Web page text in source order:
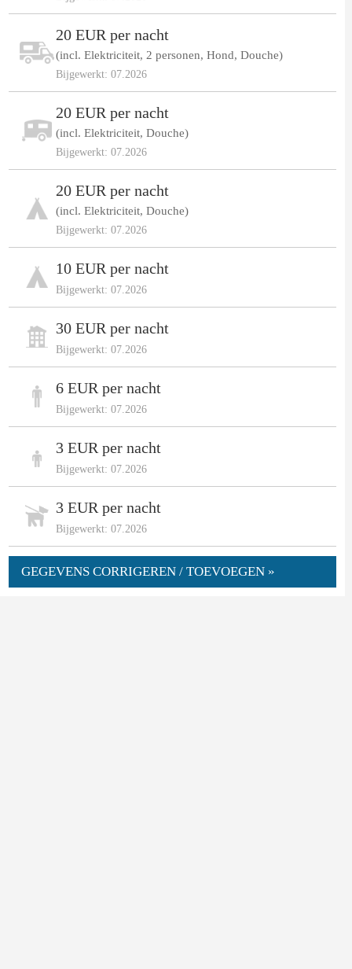
20 EUR per nacht
(incl. Elektriciteit, 2 personen, Hond, Douche)
Bijgewerkt: 07.2026
20 EUR per nacht
(incl. Elektriciteit, Douche)
Bijgewerkt: 07.2026
20 EUR per nacht
(incl. Elektriciteit, Douche)
Bijgewerkt: 07.2026
10 EUR per nacht
Bijgewerkt: 07.2026
30 EUR per nacht
Bijgewerkt: 07.2026
6 EUR per nacht
Bijgewerkt: 07.2026
3 EUR per nacht
Bijgewerkt: 07.2026
3 EUR per nacht
Bijgewerkt: 07.2026
GEGEVENS CORRIGEREN / TOEVOEGEN »